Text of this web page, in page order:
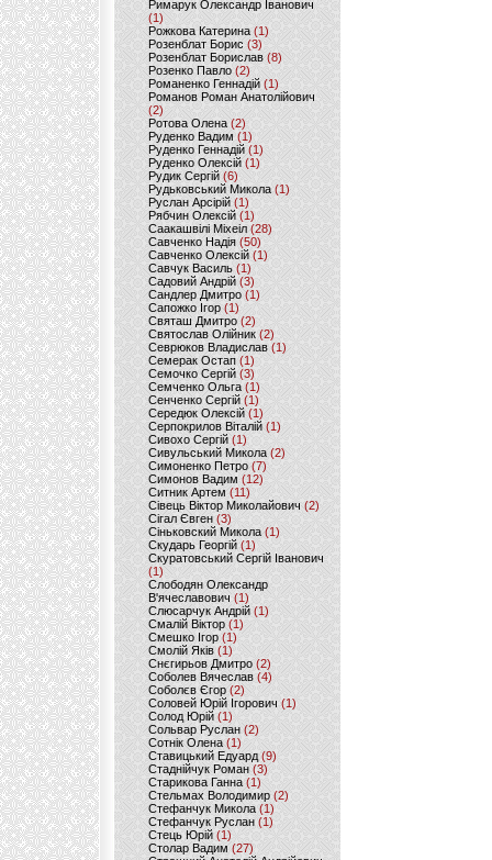
Римарук Олександр Іванович
(1)
Рожкова Катерина(1)
Розенблат Борис (3)
Розенблат Борислав (8)
Розенко Павло (2)
Романенко Геннадій (1)
Романов Роман Анатолійович
(2)
Ротова Олена(2)
Руденко Вадим (1)
Руденко Геннадій (1)
Руденко Олексій(1)
Рудик Сергій(6)
Рудьковський Микола (1)
Руслан Арсірій(1)
Рябчин Олексій (1)
Саакашвілі Міхеіл(28)
Савченко Надія (50)
Савченко Олексій(1)
Савчук Василь (1)
Садовий Андрій (3)
Сандлер Дмитро(1)
Сапожко Ігор(1)
Святаш Дмитро (2)
Святослав Олійник (2)
Севрюков Владислав (1)
Семерак Остап (1)
Семочко Сергій (3)
Семченко Ольга (1)
Сенченко Сергій(1)
Середюк Олексій(1)
Серпокрилов Віталій(1)
Сивохо Сергій(1)
Сивульський Микола(2)
Симоненко Петро(7)
Симонов Вадим (12)
Ситник Артем(11)
Сівець Віктор Миколайович(2)
Сігал Євген (3)
Сіньковский Микола(1)
Скударь Георгій (1)
Скуратовський Сергій Іванович
(1)
Слободян Олександр
В'ячеславович(1)
Слюсарчук Андрій(1)
Смалій Віктор (1)
Смешко Ігор (1)
Смолій Яків (1)
Снєгирьов Дмитро (2)
Соболев Вячеслав (4)
Соболєв Єгор(2)
Соловей Юрій Ігорович (1)
Солод Юрій (1)
Сольвар Руслан (2)
Сотнік Олена(1)
Ставицький Едуард (9)
Стаднійчук Роман(3)
Старикова Ганна (1)
Стельмах Володимир(2)
Стефанчук Микола (1)
Стефанчук Руслан (1)
Стець Юрій (1)
Столар Вадим(27)